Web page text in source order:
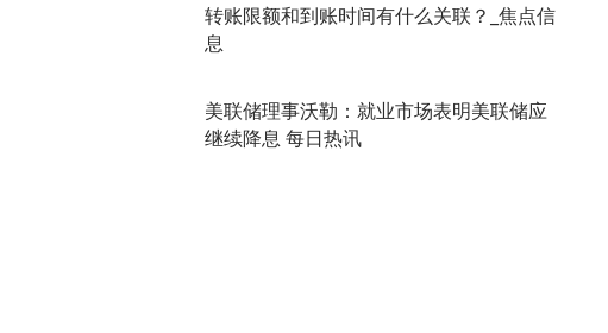
转账限额和到账时间有什么关联？_焦点信
息
美联储理事沃勒：就业市场表明美联储应
继续降息 每日热讯